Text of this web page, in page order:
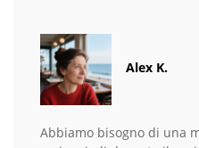
Alex K.
Abbiamo bisogno di una